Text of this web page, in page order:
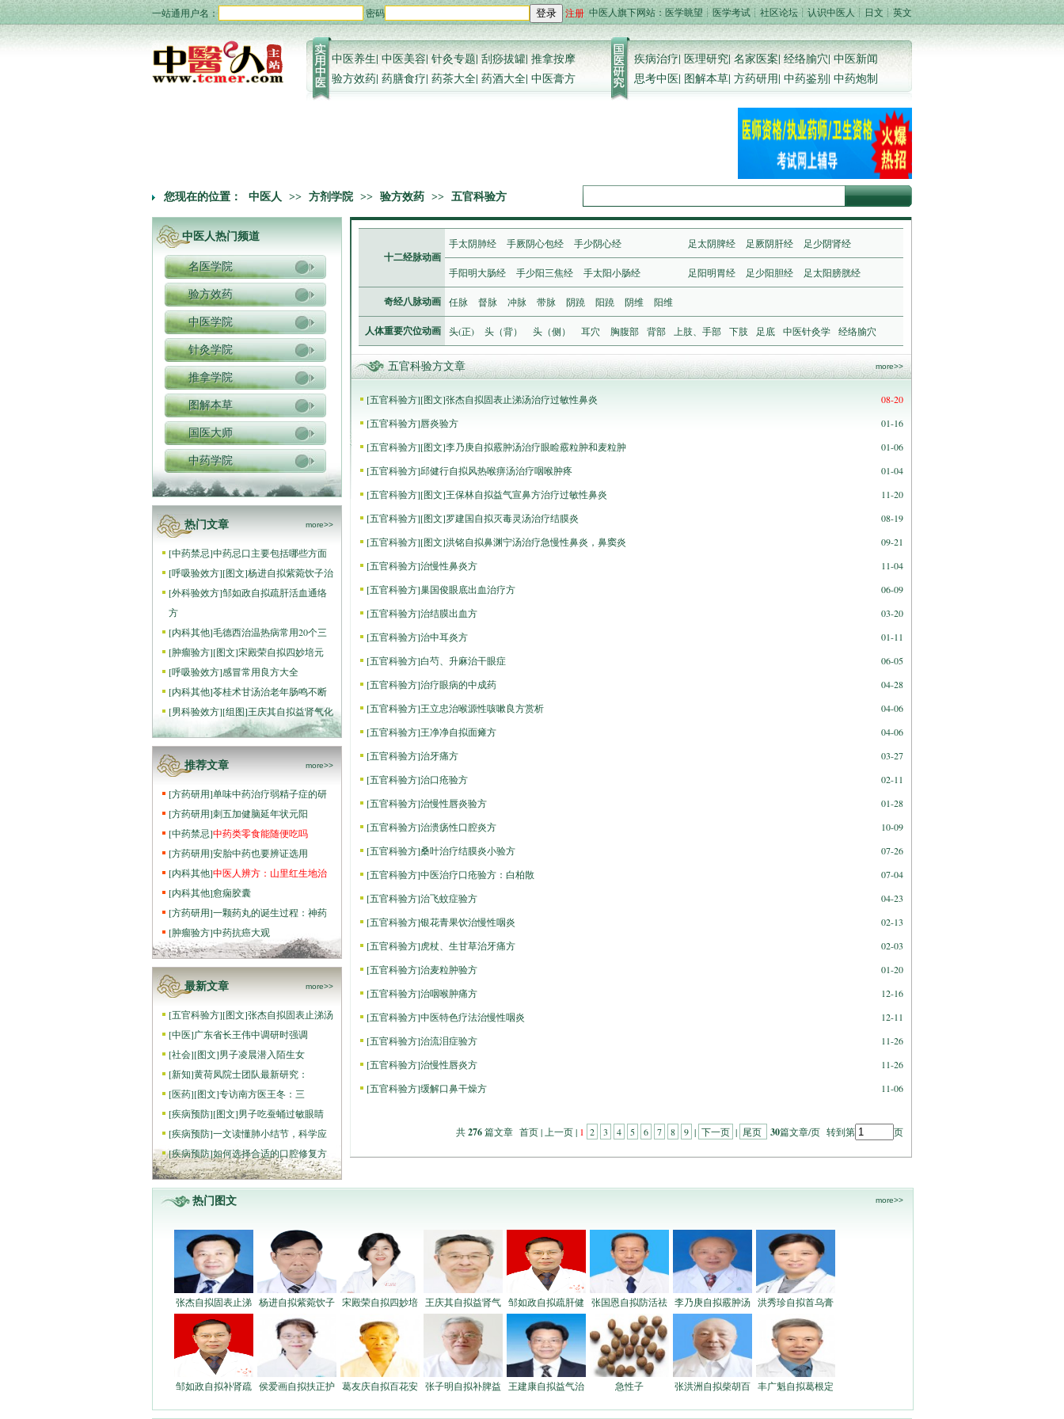
一站通用户名： 密码 登录 注册 中医人旗下网站： 医学眺望┊医学考试 ┊社区论坛┊ 认识中医人┊ 日文 ┊英文
中医养生|中医美容|针灸专题|刮痧拔罐|推拿按摩
验方效药| 药膳食疗| 药茶大全| 药酒大全| 中医膏方
疾病治疗|医理研究|名家医案|经络腧穴|中医新闻
思考中医| 图解本草| 方药研用| 中药鉴别| 中药炮制
您现在的位置： 中医人 >> 方剂学院 >> 验方效药 >> 五官科验方
中医人热门频道
名医学院
验方效药
中医学院
针灸学院
推拿学院
图解本草
国医大师
中药学院
热门文章 more>>
[中药禁忌]中药忌口主要包括哪些方面
[呼吸验效方][图文]杨进自拟紫菀饮子治
[外科验效方]邹如政自拟疏肝活血通络
方
[内科其他]毛德西治温热病常用20个三
[肿瘤验方][图文]宋殿荣自拟四妙培元
[呼吸验效方]感冒常用良方大全
[内科其他]苓桂术甘汤治老年肠鸣不断
[男科验效方][组图]王庆其自拟益肾气化
推荐文章 more>>
[方药研用]单味中药治疗弱精子症的研
[方药研用]刺五加健脑延年状元阳
[中药禁忌]中药类零食能随便吃吗
[方药研用]安胎中药也要辨证选用
[内科其他]中医人辨方：山里红生地治
[内科其他]愈痫胶囊
[方药研用]一颗药丸的诞生过程：神药
[肿瘤验方]中药抗癌大观
最新文章 more>>
[五官科验方][图文]张杰自拟固表止涕汤
[中医]广东省长王伟中调研时强调
[社会][图文]男子凌晨潜入陌生女
[新知]黄荷凤院士团队最新研究：
[医药][图文]专访南方医王冬：三
[疾病预防][图文]男子吃蚕蛹过敏眼睛
[疾病预防]一文读懂肺小结节，科学应
[疾病预防]如何选择合适的口腔修复方
十二经脉动画
手太阴肺经 手厥阴心包经 手少阴心经 足太阴脾经 足厥阴肝经 足少阴肾经
手阳明大肠经 手少阳三焦经 手太阳小肠经 足阳明胃经 足少阳胆经 足太阳膀胱经
奇经八脉动画 任脉 督脉 冲脉 带脉 阴蹺 阳蹺 阴维 阳维
人体重要穴位动画 头(正) 头（背） 头（侧） 耳穴 胸腹部 背部 上肢、手部 下肢 足底 中医针灸学 经络腧穴
五官科验方文章 more>>
[五官科验方][图文]张杰自拟固表止涕汤治疗过敏性鼻炎
08-20
[五官科验方]唇炎验方
01-16
[五官科验方][图文]李乃庚自拟霰肿汤治疗眼睑霰粒肿和麦粒肿
01-06
[五官科验方]邱健行自拟风热喉痹汤治疗咽喉肿疼
01-04
[五官科验方][图文]王保林自拟益气宣鼻方治疗过敏性鼻炎
11-20
[五官科验方][图文]罗建国自拟灭毒灵汤治疗结膜炎
08-19
[五官科验方][图文]洪铭自拟鼻渊宁汤治疗急慢性鼻炎，鼻窦炎
09-21
[五官科验方]治慢性鼻炎方
11-04
[五官科验方]巢国俊眼底出血治疗方
06-09
[五官科验方]治结膜出血方
03-20
[五官科验方]治中耳炎方
01-11
[五官科验方]白芍、升麻治干眼症
06-05
[五官科验方]治疗眼病的中成药
04-28
[五官科验方]王立忠治喉源性咳嗽良方赏析
04-06
[五官科验方]王净净自拟面瘫方
04-06
[五官科验方]治牙痛方
03-27
[五官科验方]治口疮验方
02-11
[五官科验方]治慢性唇炎验方
01-28
[五官科验方]治溃疡性口腔炎方
10-09
[五官科验方]桑叶治疗结膜炎小验方
07-26
[五官科验方]中医治疗口疮验方：白柏散
07-04
[五官科验方]治飞蚊症验方
04-23
[五官科验方]银花青果饮治慢性咽炎
02-13
[五官科验方]虎杖、生甘草治牙痛方
02-03
[五官科验方]治麦粒肿验方
01-20
[五官科验方]治咽喉肿痛方
12-16
[五官科验方]中医特色疗法治慢性咽炎
12-11
[五官科验方]治流泪症验方
11-26
[五官科验方]治慢性唇炎方
11-26
[五官科验方]缓解口鼻干燥方 11-06
共276篇文章 首页 | 上一页 | 1 2 3 4 5 6 7 8 9 | 下一页 | 尾页 30篇文章/页 转到第 页
热门图文 more>>
张杰自拟固表止涕 杨进自拟紫菀饮子 宋殿荣自拟四妙培 王庆其自拟益肾气 邹如政自拟疏肝健 张国恩自拟防活祛 李乃庚自拟霰肿汤 洪秀珍自拟首乌膏
邹如政自拟补肾疏 侯爱画自拟扶正护 葛友庆自拟百花安 张子明自拟补脾益 王建康自拟益气治 急性子 张洪洲自拟柴胡百 丰广魁自拟葛根定